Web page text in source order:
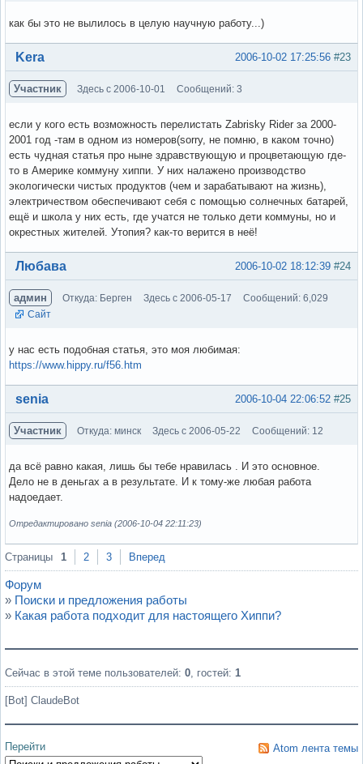
как бы это не вылилось в целую научную работу...)
Вне форума #23
2006-10-02 17:25:56
Kera
Участник Здесь с 2006-10-01 Сообщений: 3
если у кого есть возможность перелистать Zabrisky Rider за 2000-
2001 год -там в одном из номеров(sorry, не помню, в каком точно)
есть чудная статья про ныне здравствующую и процветающую где-
то в Америке коммуну хиппи. У них налажено производство
экологически чистых продуктов (чем и зарабатывают на жизнь),
электричеством обеспечивают себя с помощью солнечных батарей,
ещё и школа у них есть, где учатся не только дети коммуны, но и
окрестных жителей. Утопия? как-то верится в неё!
Вне форума #24
2006-10-02 18:12:39
Любава
админ Откуда: Берген Здесь с 2006-05-17
Сообщений: 6,029
Сайт
у нас есть подобная статья, это моя любимая:
https://www.hippy.ru/f56.htm
Вне форума #25
2006-10-04 22:06:52
senia
Участник Откуда: минск Здесь с 2006-05-22 Сообщений: 12
да всё равно какая, лишь бы тебе нравилась . И это основное.
Дело не в деньгах а в результате. И к тому-же любая работа
надоедает.
Отредактировано senia (2006-10-04 22:11:23)
Вне форума
Страницы 1 2 3 Вперед
Форум
» Поиски и предложения работы
» Какая работа подходит для настоящего Хиппи?
Сейчас в этой теме пользователей: 0, гостей: 1
[Bot] ClaudeBot
Перейти
Atom лента темы